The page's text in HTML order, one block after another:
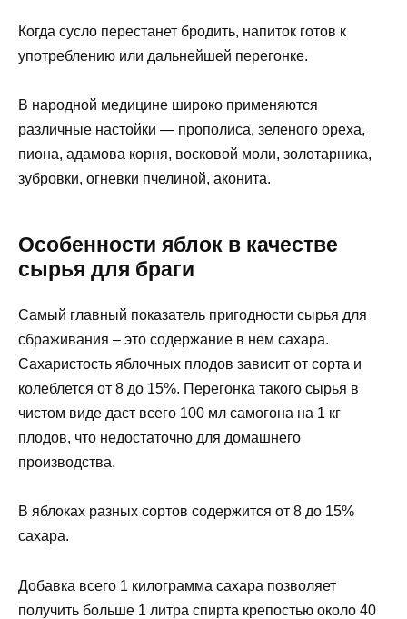
Когда сусло перестанет бродить, напиток готов к
употреблению или дальнейшей перегонке.
В народной медицине широко применяются
различные настойки — прополиса, зеленого ореха,
пиона, адамова корня, восковой моли, золотарника,
зубровки, огневки пчелиной, аконита.
Особенности яблок в качестве
сырья для браги
Самый главный показатель пригодности сырья для
сбраживания – это содержание в нем сахара.
Сахаристость яблочных плодов зависит от сорта и
колеблется от 8 до 15%. Перегонка такого сырья в
чистом виде даст всего 100 мл самогона на 1 кг
плодов, что недостаточно для домашнего
производства.
В яблоках разных сортов содержится от 8 до 15%
сахара.
Добавка всего 1 килограмма сахара позволяет
получить больше 1 литра спирта крепостью около 40